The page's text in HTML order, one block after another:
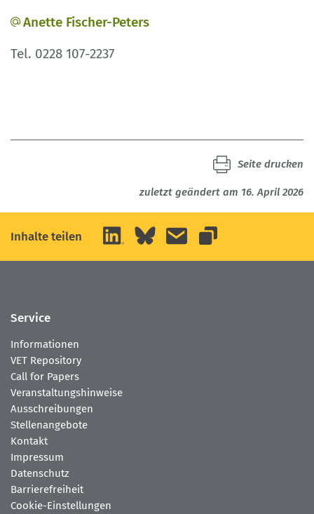
Anette Fischer-Peters
Tel. 0228 107-2237
zuletzt geändert am 16. April 2026
Seite drucken
Inhalte teilen LinkedInBlueskyE-Mail
Link kopieren
Service
Informationen
VET Repository
Call for Papers
Veranstaltungshinweise
Ausschreibungen
Stellenangebote
Kontakt
Impressum
Datenschutz
Barrierefreiheit
Cookie-Einstellungen